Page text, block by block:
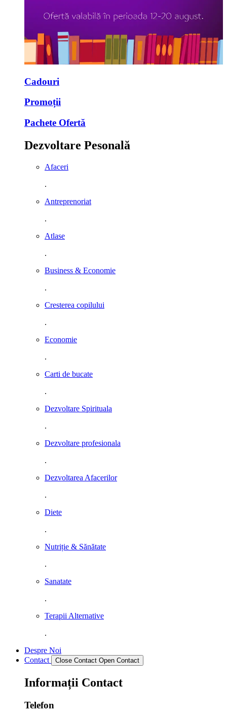
Cadouri
Promoții
Pachete Ofertă
Dezvoltare Pesonală
Afaceri
.
Antreprenoriat
.
Atlase
.
Business & Economie
.
Cresterea copilului
.
Economie
.
Carti de bucate
.
Dezvoltare Spirituala
.
Dezvoltare profesionala
.
Dezvoltarea Afacerilor
.
Diete
.
Nutriție & Sănătate
.
Sanatate
.
Terapii Alternative
.
Despre Noi
Contact
Close Contact Open Contact
Informații Contact
Telefon